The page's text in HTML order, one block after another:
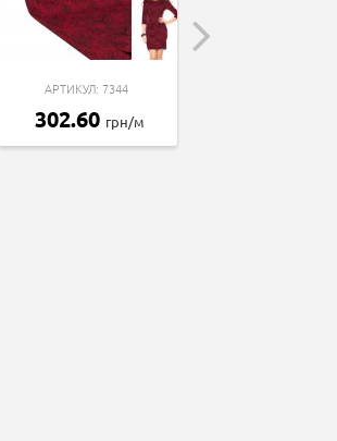
АРТИКУЛ: 7344
302.60 грн/м